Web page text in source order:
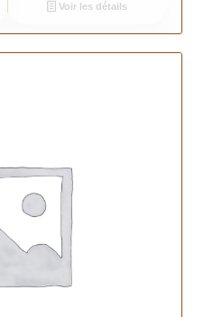
Voir les détails